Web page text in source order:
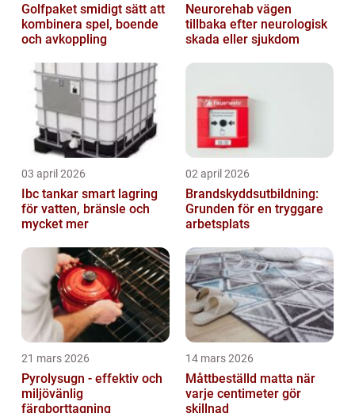
Golfpaket smidigt sätt att
kombinera spel, boende
och avkoppling
Neurorehab vägen
tillbaka efter neurologisk
skada eller sjukdom
03 april 2026
Ibc tankar smart lagring
för vatten, bränsle och
mycket mer
02 april 2026
Brandskyddsutbildning:
Grunden för en tryggare
arbetsplats
21 mars 2026
Pyrolysugn - effektiv och
miljövänlig
färgborttagning
14 mars 2026
Måttbeställd matta när
varje centimeter gör
skillnad